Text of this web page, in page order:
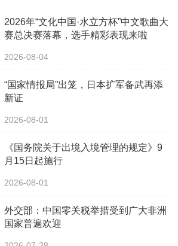
2026年“文化中国·水立方杯”中文歌曲大
赛总决赛落幕，选手精彩表现来啦
2026-08-04
“国家情报局”出笼，日本扩军备武再添
新证
2026-08-01
《国务院关于出境入境管理的规定》9
月15日起施行
2026-08-01
外交部：中国零关税举措受到广大非洲
国家普遍欢迎